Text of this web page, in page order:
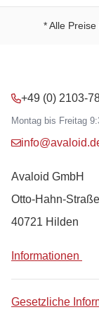
* Alle
+49 (0) 2103-
Montag bis Freitag
Avaloid GmbH
Otto-Hahn-
40721 Hilden
Informationen
Gesetzliche